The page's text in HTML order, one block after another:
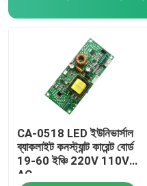
CA-0518 LED ইউনিভার্সাল
ব্যাকলাইট কনস্ট্যান্ট কারেন্ট বোর্ড
19-60 ইঞ্চি 220V 110V
AC